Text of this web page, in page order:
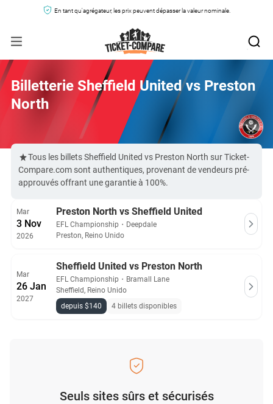
En tant qu'agrégateur, les prix peuvent dépasser la valeur nominale.
Billetterie Sheffield United vs Preston
North
Tous les billets Sheffield United vs Preston North sur Ticket-
Compare.com sont authentiques, provenant de vendeurs pré-
approuvés offrant une garantie à 100%.
Mar
3 Nov
2026
Preston North vs Sheffield United
EFL Championship ・ Deepdale
Preston, Reino Unido
Mar
26 Jan
2027
Sheffield United vs Preston North
EFL Championship ・ Bramall Lane
Sheffield, Reino Unido
depuis $140
4 billets disponibles
Seuls sites sûrs et sécurisés